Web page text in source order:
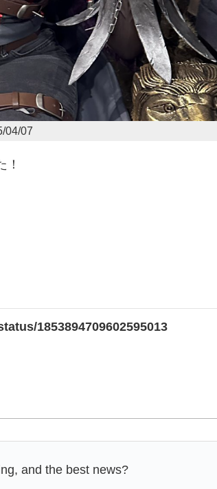
04/07
1853894709602595013
and the best news?